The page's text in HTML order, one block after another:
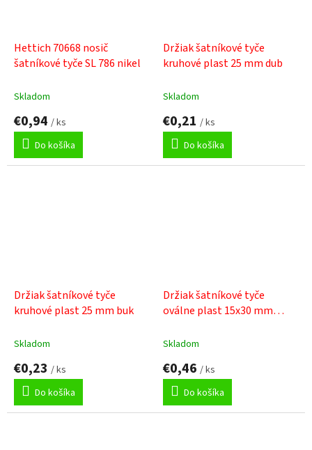
Hettich 70668 nosič
šatníkové tyče SL 786 nikel
Skladom
€0,94 / ks
Do košíka
Držiak šatníkové tyče
kruhové plast 25 mm dub
Skladom
€0,21 / ks
Do košíka
Držiak šatníkové tyče
kruhové plast 25 mm buk
Skladom
€0,23 / ks
Do košíka
Držiak šatníkové tyče
oválne plast 15x30 mm
Skladom
€0,46 / ks
Do košíka